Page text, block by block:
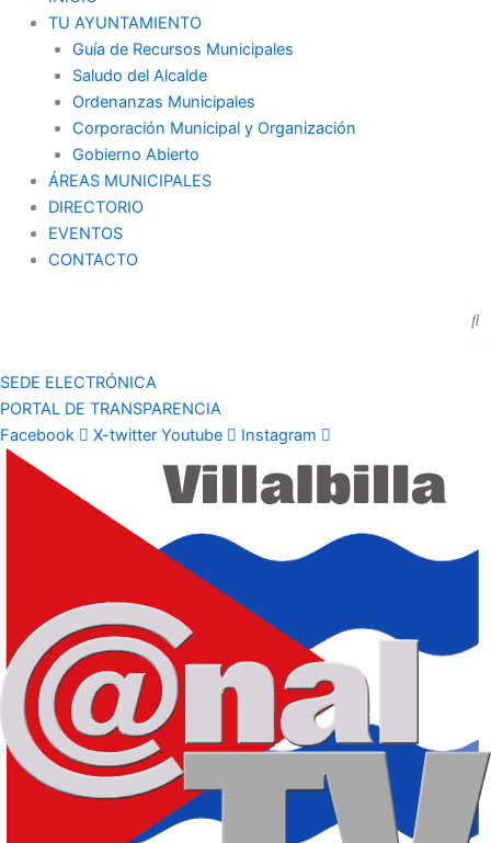
TU AYUNTAMIENTO
Guía de Recursos Municipales
Saludo del Alcalde
Ordenanzas Municipales
Corporación Municipal y Organización
Gobierno Abierto
ÁREAS MUNICIPALES
DIRECTORIO
EVENTOS
CONTACTO
SEDE ELECTRÓNICA
PORTAL DE TRANSPARENCIA
Facebook
X-twitter Youtube Instagram